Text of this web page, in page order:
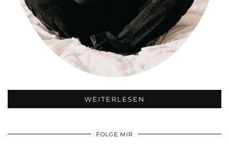
WEITERLESEN
FOLGE MIR